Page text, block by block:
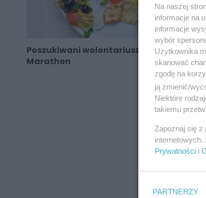
Poszukiwani wolontariusze na Silesia
Marathon
Na naszej
informacje na
informacje
wybór
Użytkownika
skanować
zgodę na
ją zmienić/
Niektóre
takiemu
Zapoznaj się
internetowych.
Prywatności i
PARTNERZY